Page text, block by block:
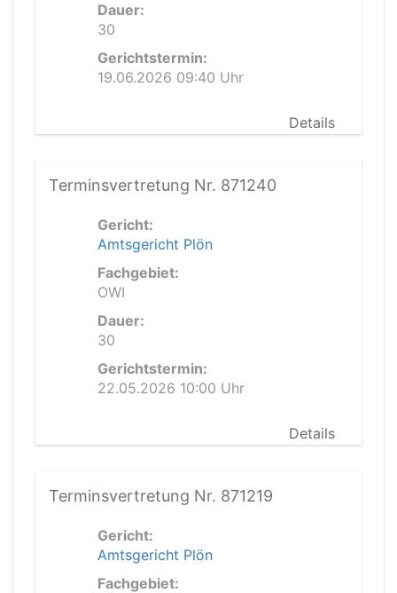
Dauer:
30
Gerichtstermin:
19.06.2026 09:40 Uhr
Details
Terminsvertretung Nr. 871240
Gericht:
Amtsgericht Plön
Fachgebiet:
OWI
Dauer:
30
Gerichtstermin:
22.05.2026 10:00 Uhr
Details
Terminsvertretung Nr. 871219
Gericht:
Amtsgericht Plön
Fachgebiet: